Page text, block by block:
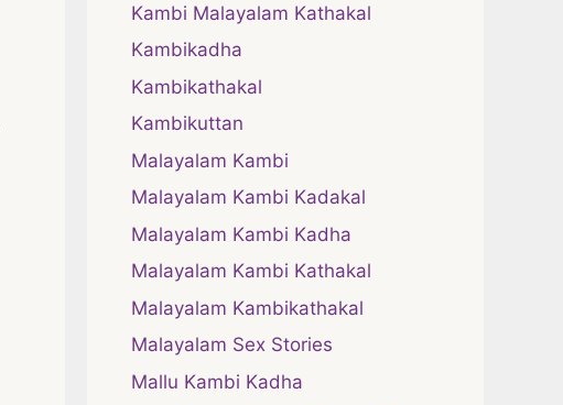
Kambi Malayalam Kathakal
Kambikadha
Kambikathakal
Kambikuttan
Malayalam Kambi
Malayalam Kambi Kadakal
Malayalam Kambi Kadha
Malayalam Kambi Kathakal
Malayalam Kambikathakal
Malayalam Sex Stories
Mallu Kambi Kadha